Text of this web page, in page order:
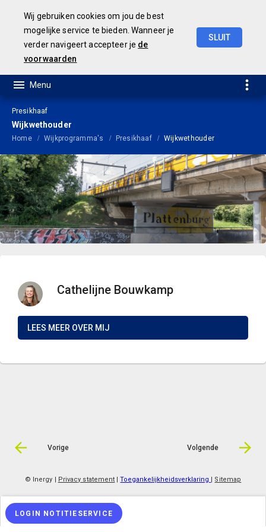
Wij gebruiken cookies om jou de best
mogelijke service te bieden. Wanneer je
verder navigeert accepteer je de
voorwaarden
SLUIT
Presikhaaf
Wijkwethouder
Home Wijkprogramma's Presikhaaf Wijkwethouder
Cathelijne Bouwkamp
LEES MEER OVER MIJ
Vorige Volgende
© Inergy | Privacy statement |Toegankelijkheidsverklaring | Sitemap
LOGIN NOTITIESERVICE